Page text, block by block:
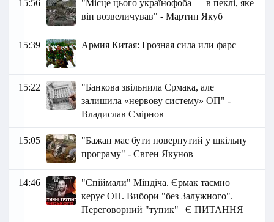
15:56
"Місце цього українофоба — в пеклі, яке
він возвеличував" - Мартин Якуб
15:39 Армия Китая: Грозная сила или фарс
15:22
"Банкова звільнила Єрмака, але
залишила «нервову систему» ОП" -
Владислав Смірнов
15:05
"Бажан має бути повернутий у шкільну
програму" - Євген Якунов
14:46
"Спіймали" Міндіча. Єрмак таємно
керує ОП. Вибори "без Залужного".
Переговорний "тупик" | Є ПИТАННЯ